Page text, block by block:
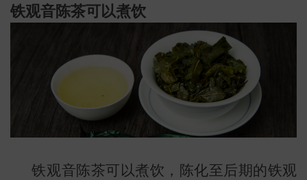
铁观音陈茶可以煮饮
铁观音陈茶可以煮饮，陈化至后期的铁观